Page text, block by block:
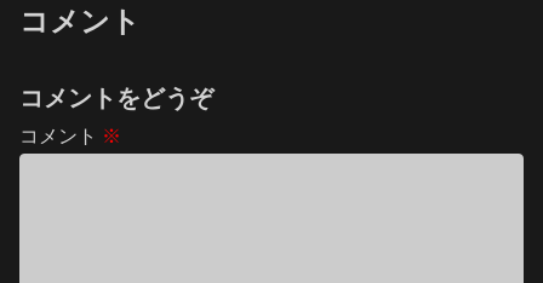
コメント
コメントをどうぞ
コメント ※